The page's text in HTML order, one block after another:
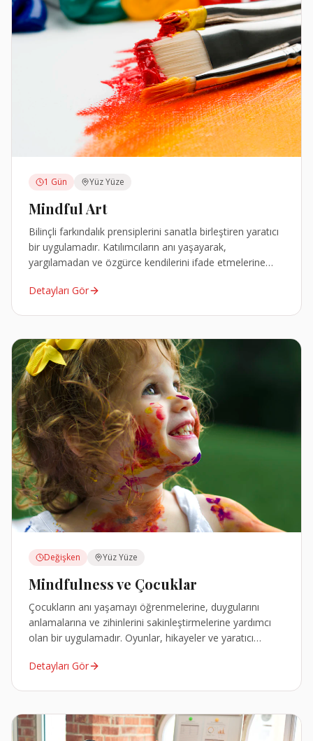
1 Gün Yüz Yüze
Mindful Art
Bilinçli farkındalık prensiplerini sanatla birleştiren yaratıcı
bir uygulamadır. Katılımcıların anı yaşayarak,
yargılamadan ve özgürce kendilerini ifade etmelerine
Detayları Gör
Değişken Yüz Yüze
Mindfulness ve Çocuklar
Çocukların anı yaşamayı öğrenmelerine, duygularını
anlamalarına ve zihinlerini sakinleştirmelerine yardımcı
olan bir uygulamadır. Oyunlar, hikayeler ve yaratıcı
Detayları Gör